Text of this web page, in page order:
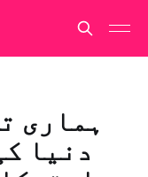
ہماری
دنیا